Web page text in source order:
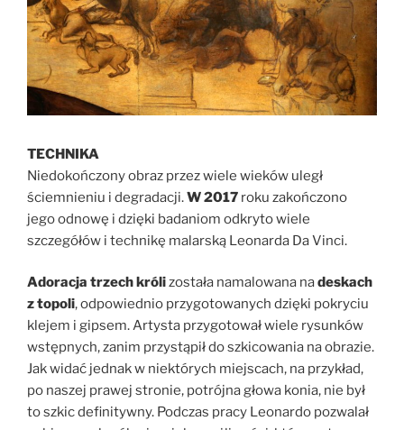
TECHNIKA
Niedokończony obraz przez wiele wieków uległ
ściemnieniu i degradacji.W 2017 roku zakończono
jego odnowę i dzięki badaniom odkryto wiele
szczegółów i technikę malarską Leonarda Da Vinci.
Adoracja trzech królizostała namalowana nadeskach
z topoli, odpowiednio przygotowanych dzięki pokryciu
klejem i gipsem. Artysta przygotował wiele rysunków
wstępnych, zanim przystąpił do szkicowania na obrazie.
Jak widać jednak w niektórych miejscach, na przykład,
po naszej prawej stronie, potrójna głowa konia, nie był
to szkic definitywny. Podczas pracy Leonardo pozwalał